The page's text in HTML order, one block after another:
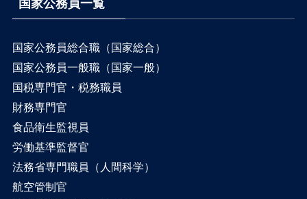
国家公務員一覧
国家公務員総合職（国家総合）
国家公務員一般職（国家一般）
国税専門官・税務職員
財務専門官
食品衛生監視員
労働基準監督官
法務省専門職員（人間科学）
航空管制官